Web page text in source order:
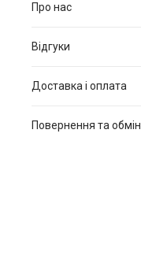
Про нас
Відгуки
Доставка і оплата
Повернення та обмін